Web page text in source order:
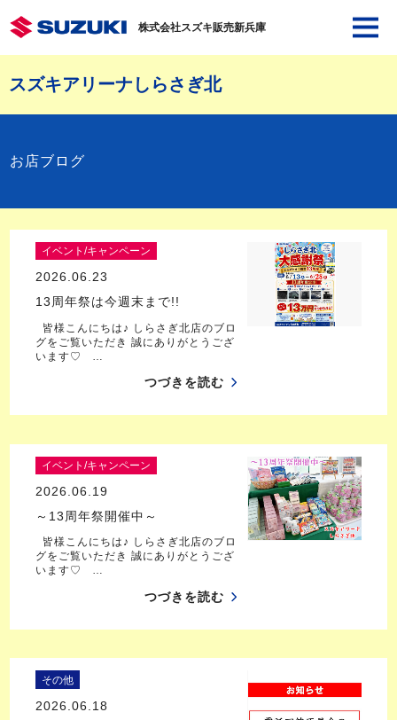
株式会社スズキ販売新兵庫
スズキアリーナしらさぎ北
お店ブログ
イベント/キャンペーン
2026.06.23
13周年祭は今週末まで!!
皆様こんにちは♪ しらさぎ北店のブロ
グをご覧いただき 誠にありがとうござ
います♡ …
つづきを読む
イベント/キャンペーン
2026.06.19
～13周年祭開催中～
皆様こんにちは♪ しらさぎ北店のブロ
グをご覧いただき 誠にありがとうござ
います♡ …
つづきを読む
その他
2026.06.18